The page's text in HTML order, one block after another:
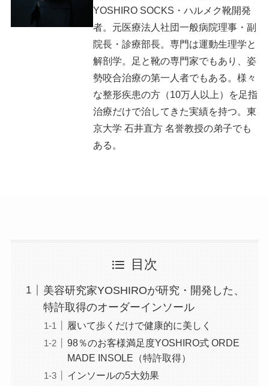
YOSHIRO SOCKS・ハルメク靴開発
者。元医療法人社団一般病院理事・副
院長・診療部長。専門は運動生理学と
解剖学。足と靴の専門家でもあり、姿
勢咬合治療の第一人者でもある。様々
な整形疾患の方（10万人以上）を足指
治療だけで治してきた実績を持つ。東
京大学 石井直方 名誉教授の弟子でも
ある。
目次
美容研究家YOSHIROが研究・開発した、
特許取得のオーダーインソール
履いて歩くだけで健康的に美しく
98％のお客様満足度YOSHIRO式 ORDE
MADE INSOLE（特許取得）
インソールの5大効果